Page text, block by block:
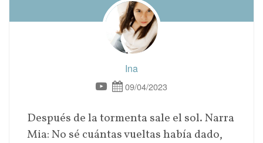
Ina
09/04/2023
Después de la tormenta sale el sol. Narra
Mia: No sé cuántas vueltas había dado,